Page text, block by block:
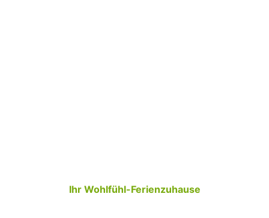
Ihr Wohlfühl-Ferienzuhause